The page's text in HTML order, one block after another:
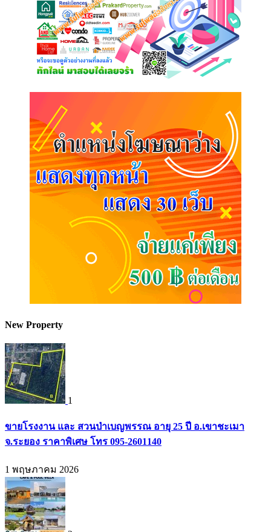
New Property
1
ขายโรงงาน และ สวนป่าเบญพรรณ อายุ 25 ปี อ.เขาชะเมา
จ.ระยอง ราคาพิเศษ โทร 095-2601140
1 พฤษภาคม 2026